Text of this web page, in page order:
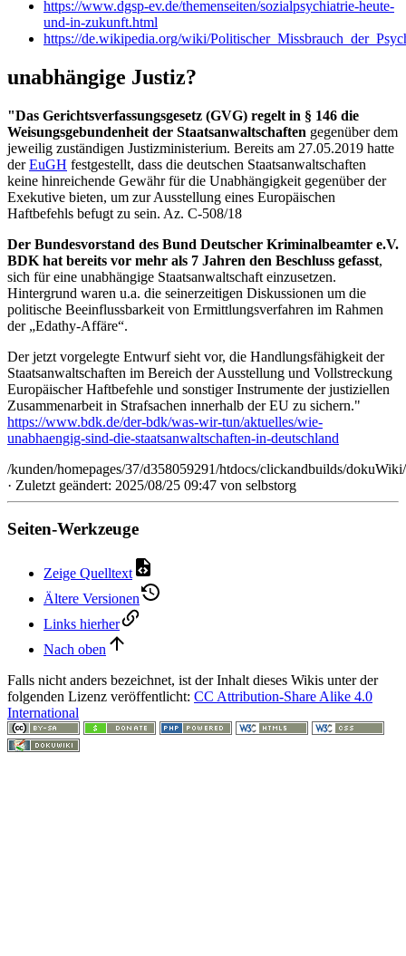
https://www.dgsp-ev.de/themenseiten/sozialpsychiatrie-heute-
und-in-zukunft.html
https://de.wikipedia.org/wiki/
unabhängige Justiz?
"Das Gerichtsverfassungsgesetz (GVG) regelt in § 146 die
Weisungsgebundenheit der Staatsanwaltschaften gegenüber dem
jeweilig zuständigen Justizministerium. Bereits am 27.05.2019 hatte
derEuGH festgestellt, dass die deutschen Staatsanwaltschaften
keine hinreichende Gewähr für die Unabhängigkeit gegenüber der
Exekutive bieten, um zur Ausstellung eines Europäischen
Haftbefehls befugt zu sein. Az. C-508/18
Der Bundesvorstand des Bund Deutscher Kriminalbeamter e.V.
BDK hat bereits vor mehr als 7 Jahren den Beschluss gefasst,
sich für eine unabhängige Staatsanwaltschaft einzusetzen.
Hintergrund waren u.a. die seinerzeitigen Diskussionen um die
politische Beeinflussbarkeit von Ermittlungsverfahren im Rahmen
der „Edathy-Affäre“.
Der jetzt vorgelegte Entwurf sieht vor, die Handlungsfähigkeit der
Staatsanwaltschaften im Bereich der Ausstellung und Vollstreckung
Europäischer Haftbefehle und sonstiger Instrumente der justiziellen
Zusammenarbeit in Strafsachen innerhalb der EU zu sichern."
https://www.bdk.de/der-bdk/was-wir-tun/aktuelles/wie-
unabhaengig-sind-die-staatsanwaltschaften-in-deutschland
/kunden/homepages/37/d358059291/htdocs/clickandbuilds/
· Zuletzt geändert: 2025/08/25 09:47 von selbstorg
Seiten-Werkzeuge
Zeige Quelltext
Ältere Versionen
Links hierher
Nach oben
Falls nicht anders bezeichnet, ist der Inhalt dieses Wikis unter der
folgenden Lizenz veröffentlicht: CC Attribution-Share Alike 4.0
International